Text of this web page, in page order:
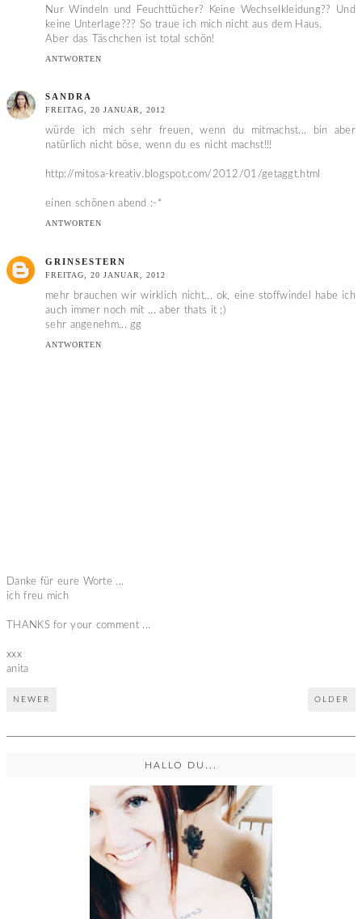
Nur Windeln und Feuchttücher? Keine Wechselkleidung?? Und
keine Unterlage??? So traue ich mich nicht aus dem Haus.
Aber das Täschchen ist total schön!
ANTWORTEN
SANDRA
FREITAG, 20 JANUAR, 2012
würde ich mich sehr freuen, wenn du mitmachst... bin aber
natürlich nicht böse, wenn du es nicht machst!!!
http://mitosa-kreativ.blogspot.com/2012/01/getaggt.html
einen schönen abend :-*
ANTWORTEN
GRINSESTERN
FREITAG, 20 JANUAR, 2012
mehr brauchen wir wirklich nicht... ok, eine stoffwindel habe ich
auch immer noch mit ... aber thats it ;)
sehr angenehm... gg
ANTWORTEN
Danke für eure Worte ...
ich freu mich
THANKS for your comment ...
xxx
anita
NEWER OLDER
HALLO DU...